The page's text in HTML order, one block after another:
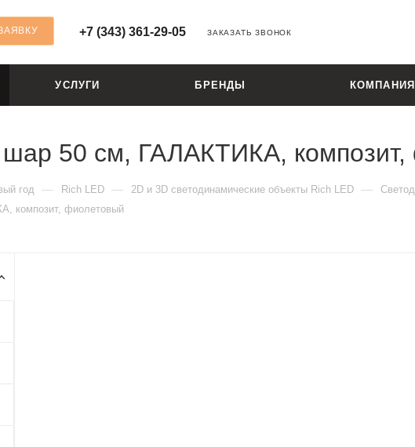
+7 (343) 361-29-05 ЗАКАЗАТЬ ЗВОНОК
УСЛУГИ БРЕНДЫ КОМПАНИЯ
50 см, ГАЛАКТИКА, композит,
год — Rich LED — 2D и 3D cветодинамические объекты Rich LED —
композит, фиолетовый